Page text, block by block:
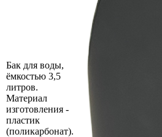
Бак для воды,
ёмкостью 3,5
литров.
Материал
изготовления -
пластик
(поликарбонат).